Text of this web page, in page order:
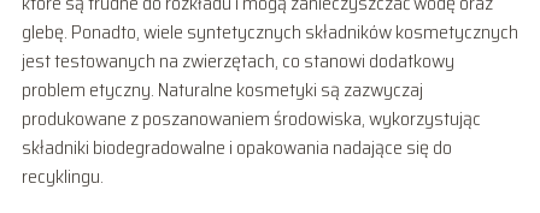
glebę. Ponadto, wiele syntetycznych składników kosmetycznych
jest testowanych na zwierzętach, co stanowi dodatkowy
problem etyczny. Naturalne kosmetyki są zazwyczaj
produkowane z poszanowaniem środowiska, wykorzystując
składniki biodegradowalne i opakowania nadające się do
recyklingu.